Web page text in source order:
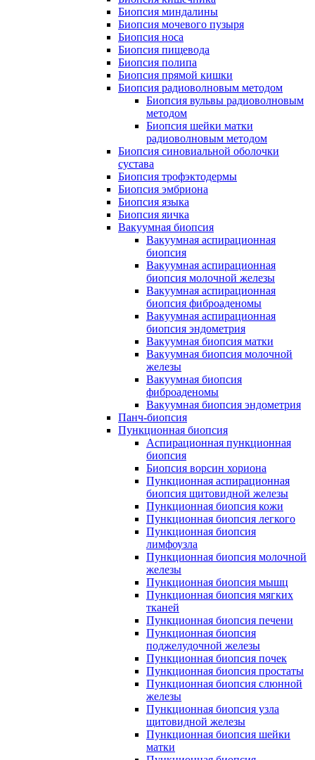
Биопсия миндалины
Биопсия мочевого пузыря
Биопсия носа
Биопсия пищевода
Биопсия полипа
Биопсия прямой кишки
Биопсия радиоволновым методом
Биопсия вульвы радиоволновым
методом
Биопсия шейки матки
радиоволновым методом
Биопсия синовиальной оболочки
сустава
Биопсия трофэктодермы
Биопсия эмбриона
Биопсия языка
Биопсия яичка
Вакуумная биопсия
Вакуумная аспирационная
биопсия
Вакуумная аспирационная
биопсия молочной железы
Вакуумная аспирационная
биопсия фиброаденомы
Вакуумная аспирационная
биопсия эндометрия
Вакуумная биопсия матки
Вакуумная биопсия молочной
железы
Вакуумная биопсия
фиброаденомы
Вакуумная биопсия эндометрия
Панч-биопсия
Пункционная биопсия
Аспирационная пункционная
биопсия
Биопсия ворсин хориона
Пункционная аспирационная
биопсия щитовидной железы
Пункционная биопсия кожи
Пункционная биопсия легкого
Пункционная биопсия
лимфоузла
Пункционная биопсия молочной
железы
Пункционная биопсия мышц
Пункционная биопсия мягких
тканей
Пункционная биопсия печени
Пункционная биопсия
поджелудочной железы
Пункционная биопсия почек
Пункционная биопсия простаты
Пункционная биопсия слюнной
железы
Пункционная биопсия узла
щитовидной железы
Пункционная биопсия шейки
матки